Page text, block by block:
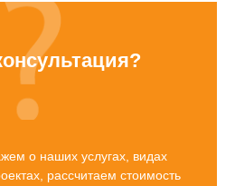
о наших услугах, видах
рассчитаем стоимость